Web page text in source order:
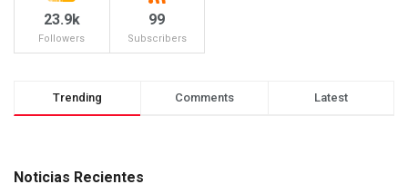
23.9k
Followers
99
Subscribers
Trending Comments Latest
Noticias Recientes